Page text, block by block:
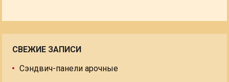
СВЕЖИЕ ЗАПИСИ
Сэндвич-панели арочные